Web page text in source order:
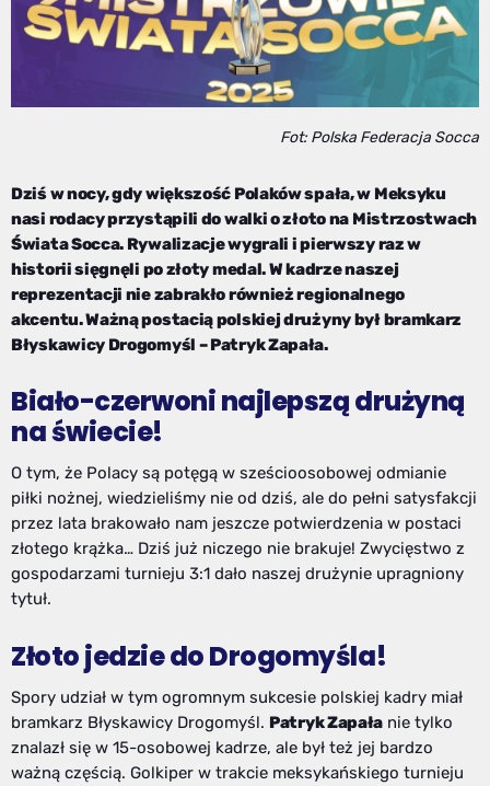
Fot: Polska Federacja Socca
Dziś w nocy, gdy większość Polaków spała, w Meksyku
nasi rodacy przystąpili do walki o złoto na Mistrzostwach
Świata Socca. Rywalizacje wygrali i pierwszy raz w
historii sięgnęli po złoty medal. W kadrze naszej
reprezentacji nie zabrakło również regionalnego
akcentu. Ważną postacią polskiej drużyny był bramkarz
Błyskawicy Drogomyśl – Patryk Zapała.
Biało-czerwoni najlepszą drużyną
na świecie!
O tym, że Polacy są potęgą w sześcioosobowej odmianie
piłki nożnej, wiedzieliśmy nie od dziś, ale do pełni satysfakcji
przez lata brakowało nam jeszcze potwierdzenia w postaci
złotego krążka… Dziś już niczego nie brakuje! Zwycięstwo z
gospodarzami turnieju 3:1 dało naszej drużynie upragniony
tytuł.
Złoto jedzie do Drogomyśla!
Spory udział w tym ogromnym sukcesie polskiej kadry miał
bramkarz Błyskawicy Drogomyśl. Patryk Zapała nie tylko
znalazł się w 15-osobowej kadrze, ale był też jej bardzo
ważną częścią. Golkiper w trakcie meksykańskiego turnieju